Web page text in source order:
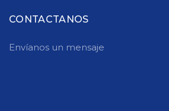
CONTACTANOS
Envíanos un mensaje